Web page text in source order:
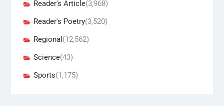
Reader's Article(3,968)
Reader's Poetry(3,520)
Regional (12,562)
Science(43)
Sports(1,175)